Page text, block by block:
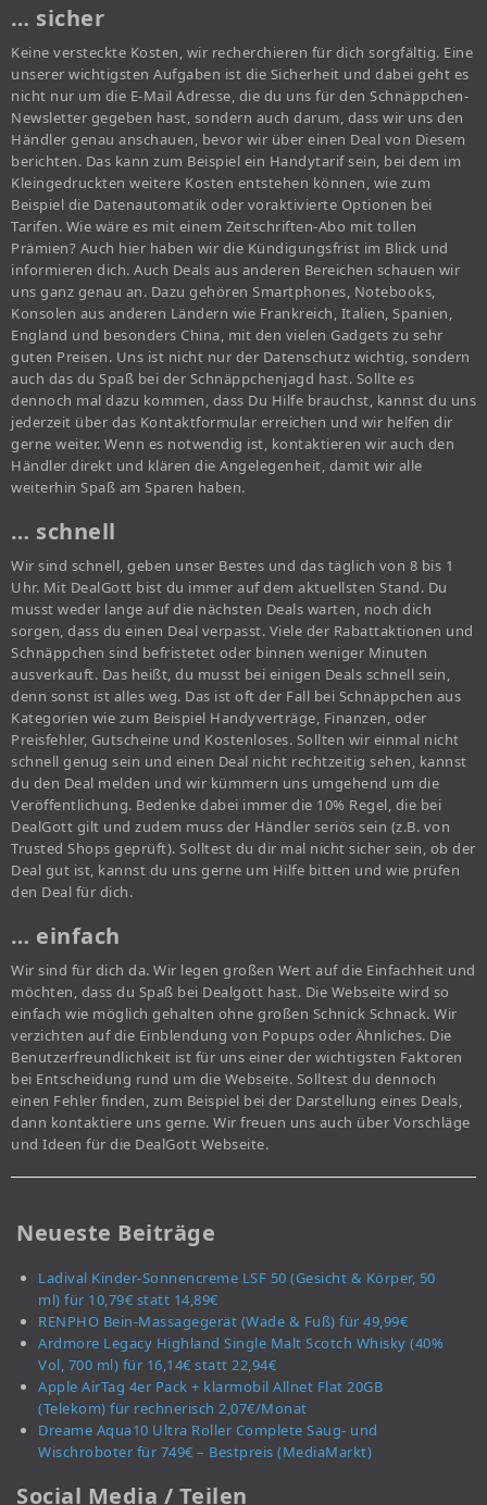
… sicher
Keine versteckte Kosten, wir recherchieren für dich sorgfältig. Eine
unserer wichtigsten Aufgaben ist die Sicherheit und dabei geht es
nicht nur um die E-Mail Adresse, die du uns für den Schnäppchen-
Newsletter gegeben hast, sondern auch darum, dass wir uns den
Händler genau anschauen, bevor wir über einen Deal von Diesem
berichten. Das kann zum Beispiel ein Handytarif sein, bei dem im
Kleingedruckten weitere Kosten entstehen können, wie zum
Beispiel die Datenautomatik oder voraktivierte Optionen bei
Tarifen. Wie wäre es mit einem Zeitschriften-Abo mit tollen
Prämien? Auch hier haben wir die Kündigungsfrist im Blick und
informieren dich. Auch Deals aus anderen Bereichen schauen wir
uns ganz genau an. Dazu gehören Smartphones, Notebooks,
Konsolen aus anderen Ländern wie Frankreich, Italien, Spanien,
England und besonders China, mit den vielen Gadgets zu sehr
guten Preisen. Uns ist nicht nur der Datenschutz wichtig, sondern
auch das du Spaß bei der Schnäppchenjagd hast. Sollte es
dennoch mal dazu kommen, dass Du Hilfe brauchst, kannst du uns
jederzeit über das Kontaktformular erreichen und wir helfen dir
gerne weiter. Wenn es notwendig ist, kontaktieren wir auch den
Händler direkt und klären die Angelegenheit, damit wir alle
weiterhin Spaß am Sparen haben.
… schnell
Wir sind schnell, geben unser Bestes und das täglich von 8 bis 1
Uhr. Mit DealGott bist du immer auf dem aktuellsten Stand. Du
musst weder lange auf die nächsten Deals warten, noch dich
sorgen, dass du einen Deal verpasst. Viele der Rabattaktionen und
Schnäppchen sind befristetet oder binnen weniger Minuten
ausverkauft. Das heißt, du musst bei einigen Deals schnell sein,
denn sonst ist alles weg. Das ist oft der Fall bei Schnäppchen aus
Kategorien wie zum Beispiel Handyverträge, Finanzen, oder
Preisfehler, Gutscheine und Kostenloses. Sollten wir einmal nicht
schnell genug sein und einen Deal nicht rechtzeitig sehen, kannst
du den Deal melden und wir kümmern uns umgehend um die
Veröffentlichung. Bedenke dabei immer die 10% Regel, die bei
DealGott gilt und zudem muss der Händler seriös sein (z.B. von
Trusted Shops geprüft). Solltest du dir mal nicht sicher sein, ob der
Deal gut ist, kannst du uns gerne um Hilfe bitten und wie prüfen
den Deal für dich.
… einfach
Wir sind für dich da. Wir legen großen Wert auf die Einfachheit und
möchten, dass du Spaß bei Dealgott hast. Die Webseite wird so
einfach wie möglich gehalten ohne großen Schnick Schnack. Wir
verzichten auf die Einblendung von Popups oder Ähnliches. Die
Benutzerfreundlichkeit ist für uns einer der wichtigsten Faktoren
bei Entscheidung rund um die Webseite. Solltest du dennoch
einen Fehler finden, zum Beispiel bei der Darstellung eines Deals,
dann kontaktiere uns gerne. Wir freuen uns auch über Vorschläge
und Ideen für die DealGott Webseite.
Neueste Beiträge
Ladival Kinder-Sonnencreme LSF 50 (Gesicht & Körper, 50
ml) für 10,79€ statt 14,89€
RENPHO Bein-Massagegerät (Wade & Fuß) für 49,99€
Ardmore Legacy Highland Single Malt Scotch Whisky (40%
Vol, 700 ml) für 16,14€ statt 22,94€
Apple AirTag 4er Pack + klarmobil Allnet Flat 20GB
(Telekom) für rechnerisch 2,07€/Monat
Dreame Aqua10 Ultra Roller Complete Saug- und
Wischroboter für 749€ – Bestpreis (MediaMarkt)
Social Media / Teilen